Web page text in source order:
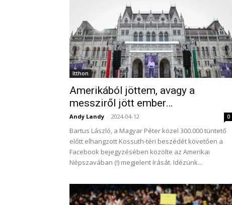
Itthon
Amerikából jöttem, avagy a
messziről jött ember…
Andy Landy - 2024-04-12 0
Bartus László, a Magyar Péter közel ‪300.000‬ tüntető
előtt elhangzott Kossuth-téri beszédét követően a
Facebook bejegyzésében közölte az Amerikai
Népszavában (!) megjelent írását. Idézünk...